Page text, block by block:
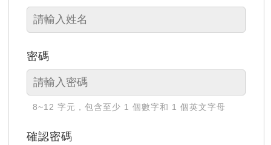
密碼
8~12 字元，包含至少 1 個數字和 1 個英文字母
確認密碼